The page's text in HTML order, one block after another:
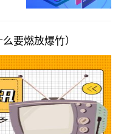
要燃放爆竹）